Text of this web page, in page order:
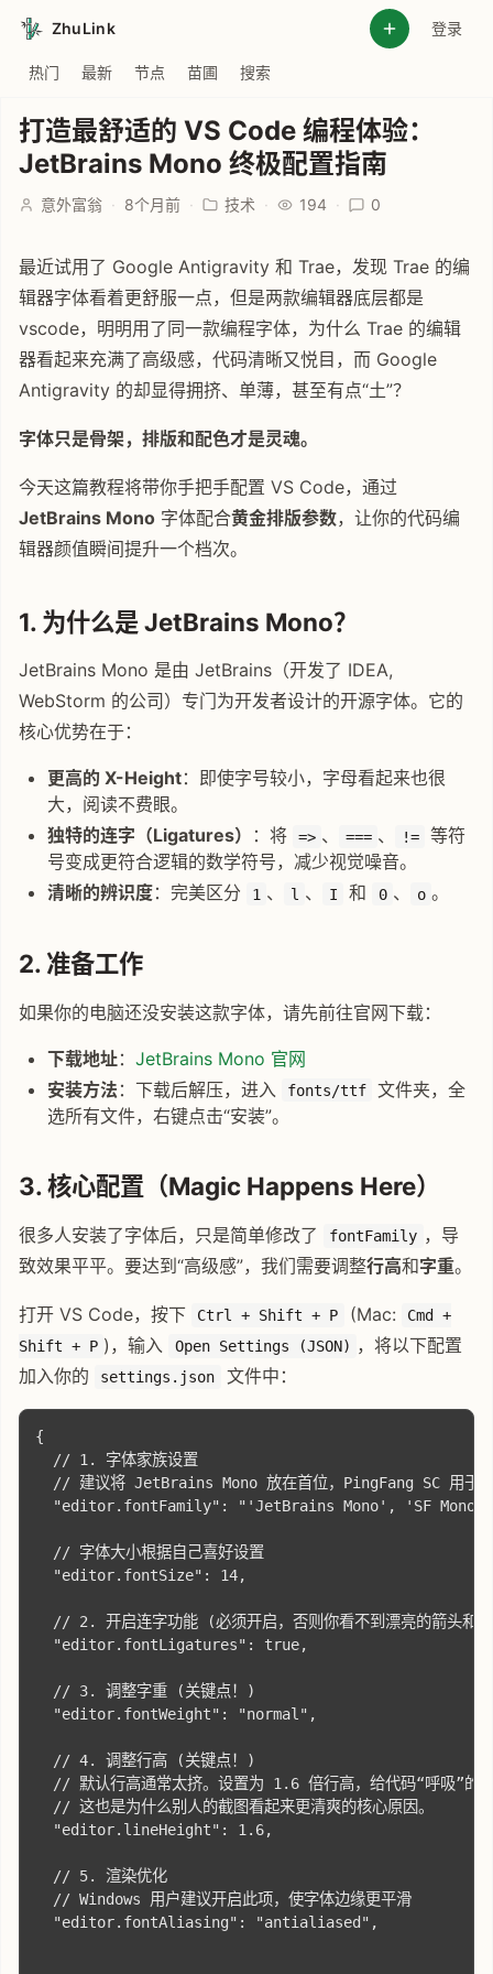
ZhuLink 登录
热门 最新 节点 苗圃 搜索
打造最舒适的 VS Code 编程体验：
JetBrains Mono 终极配置指南
意外富翁 · 8个月前 · 技术 · 194 · 0
最近试用了 Google Antigravity 和 Trae，发现 Trae 的编
辑器字体看着更舒服一点，但是两款编辑器底层都是
vscode，明明用了同一款编程字体，为什么 Trae 的编辑
器看起来充满了高级感，代码清晰又悦目，而 Google
Antigravity 的却显得拥挤、单薄，甚至有点“土”？
字体只是骨架，排版和配色才是灵魂。
今天这篇教程将带你手把手配置 VS Code，通过
JetBrains Mono 字体配合黄金排版参数，让你的代码编
辑器颜值瞬间提升一个档次。
1. 为什么是 JetBrains Mono？
JetBrains Mono 是由 JetBrains（开发了 IDEA,
WebStorm 的公司）专门为开发者设计的开源字体。它的
核心优势在于：
更高的 X-Height：即使字号较小，字母看起来也很
大，阅读不费眼。
独特的连字（Ligatures）
：将 => 、 === 、 !=
等符
号变成更符合逻辑的数学符号，减少视觉噪音。
清晰的辨识度：完美区分 1 、 l 、 I 和 0 、 o 。
2. 准备工作
如果你的电脑还没安装这款字体，请先前往官网下载：
下载地址： JetBrains Mono 官网
安装方法 ：下载后解压，进入 fonts/ttf
文件夹，全
选所有文件，右键点击“安装”。
3. 核心配置（Magic Happens Here）
很多人安装了字体后，只是简单修改了 fontFamily ，导
致效果平平。要达到“高级感”，我们需要调整行高和字重。
打开 VS Code，按下 Ctrl + Shift + P (Mac:
Cmd +
Shift + P )，输入 Open Settings (JSON) ，将以下配置
加入你的
settings.json 文件中：
{
  // 1. 字体家族设置
// 建议将 JetBrains Mono 放在首位，PingFang SC 用于
"editor.fontFamily": "'JetBrains Mono', 'SF
  // 字体大小根据自己喜好设置
  "editor.fontSize": 14,
// 2. 开启连字功能 (必须开启，否则你看不到漂亮的箭头和
  "editor.fontLigatures": true,
  // 3. 调整字重 (关键点！)
  "editor.fontWeight": "normal",
  // 4. 调整行高 (关键点！)
// 默认行高通常太挤。设置为 1.6 倍行高，给代码“呼吸”的
  // 这也是为什么别人的截图看起来更清爽的核心原因。
  "editor.lineHeight": 1.6,
  // 5. 渲染优化
  // Windows 用户建议开启此项，使字体边缘更平滑
  "editor.fontAliasing": "antialiased",